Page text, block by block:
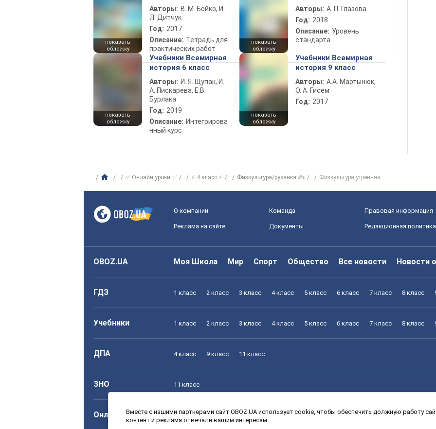
показать
обложку
Авторы: В. М. Бойко, И.
Л. Дитчук
Год: 2017
Описание: Тетрадь для
практических работ
показать
обложку
Авторы: А. П. Глазова
Год: 2018
Описание: Уровень
стандарта
показать
обложку
Учебники Всемирная
история 6 класс
Авторы: И. Я. Щупак, И.
А. Пискарева, Е.В.
Бурлака
Год: 2019
Описание: Интегрирова
нный курс
показать
обложку
Учебники Всемирная
история 9 класс
Авторы: А.А. Мартынюк,
О. А. Гисем
Год: 2017
✅ Онлайн уроки ✅ ⚡ 4 класс ⚡ Физкультура/руханка ✍ Физкультура утренняя
О компании Команда Правовая информация
Реклама на сайте Документы Редакционная политика
OBOZ.UA Моя Школа Мир Спорт Общество Все новости Новости
ГДЗ 1 класс 2 класс 3 класс 4 класс 5 класс 6 класс 7 класс 8 класс
Учебники 1 класс 2 класс 3 класс 4 класс 5 класс 6 класс 7 класс 8 класс
ДПА 4 класс 9 класс 11 класс
ЗНО 11 класс
Онлайн уроки 1 класс 2 класс 3 класс 4 класс 5 класс 6 класс 7 класс 8 класс
Вместе с нашими партнерами сайт OBOZ.UA использует cookie, чтобы обеспечить должную работу
контент и реклама отвечали вашим интересам.